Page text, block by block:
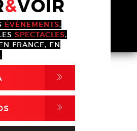
&VOIR
ÉVÈNEMENTS,
SPECTACLES,
FRANCE, EN
,
,